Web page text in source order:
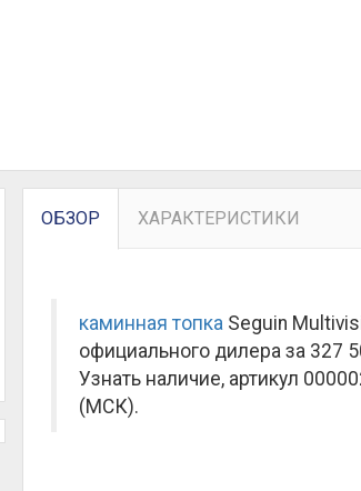
ОБЗОР ХАРАКТЕРИСТИКИ
каминная топка Seguin
официального дилера за 327
Узнать наличие, артикул
(МСК).